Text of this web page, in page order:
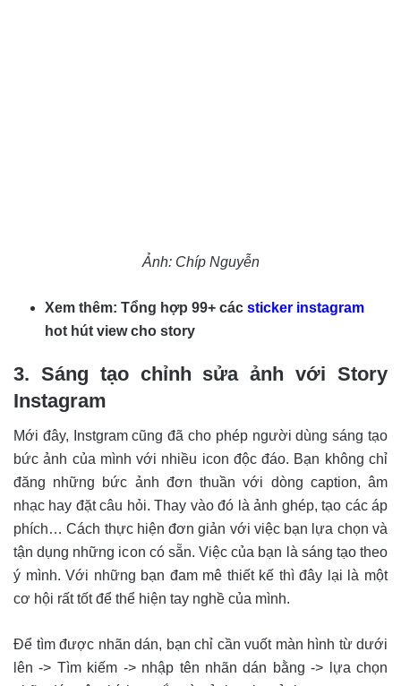
Ảnh: Chíp Nguyễn
Xem thêm: Tổng hợp 99+ các sticker instagram
hot hút view cho story
3. Sáng tạo chỉnh sửa ảnh với Story
Instagram
Mới đây, Instgram cũng đã cho phép người dùng sáng tạo
bức ảnh của mình với nhiều icon độc đáo. Bạn không chỉ
đăng những bức ảnh đơn thuần với dòng caption, âm
nhạc hay đặt câu hỏi. Thay vào đó là ảnh ghép, tạo các áp
phích… Cách thực hiện đơn giản với việc bạn lựa chọn và
tận dụng những icon có sẵn. Việc của bạn là sáng tạo theo
ý mình. Với những bạn đam mê thiết kế thì đây lại là một
cơ hội rất tốt để thể hiện tay nghề của mình.
Để tìm được nhãn dán, bạn chỉ cần vuốt màn hình từ dưới
lên -> Tìm kiếm -> nhập tên nhãn dán bằng -> lựa chọn